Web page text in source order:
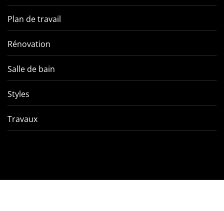
Plan de travail
Rénovation
Salle de bain
Styles
Travaux